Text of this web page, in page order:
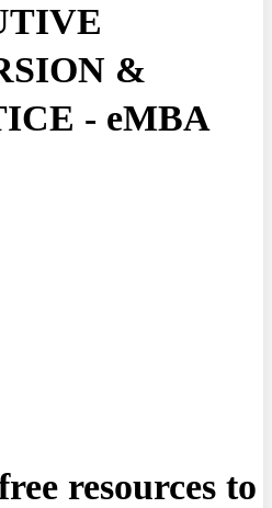
&
- eMBA
resources to